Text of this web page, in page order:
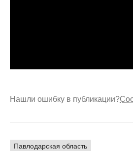
Нашли ошибку в публикации?
Павлодарская область